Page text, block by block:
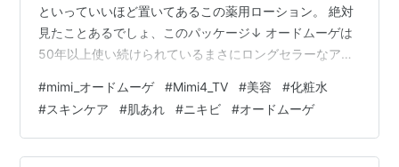
といっていいほど置いてあるこの薬用ローション。 絶対
見たことあるでしょ、このパッケージ↓ オードムーゲは
50年以上使い続けられているまさにロングセラーなアイ
みたいにサラッサラのテクスチャです💎 香りは少し薬用
化粧品の感じがあります。 オードムーゲは一般的な化粧
水みたいに顔に塗るタイプではなくて、 コットンに出し
て顔を拭き取る、拭き取りタイプのローション💡 肌の余
#mimi_オードムーゲ #Mimi4_TV #美容 #化粧水
#スキンケア #肌あれ #ニキビ #オードムーゲ